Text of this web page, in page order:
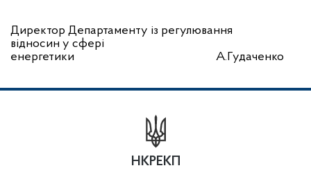
Директор Департаменту із регулювання
відносин у сфері
енергетики
А.Гудаченко
НКРЕКП